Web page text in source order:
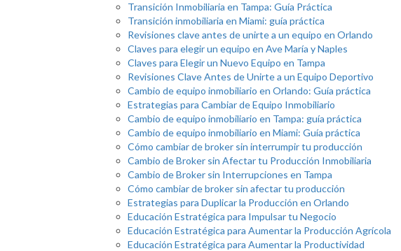
Transición Inmobiliaria en Tampa: Guía Práctica
Transición inmobiliaria en Miami: guía práctica
Revisiones clave antes de unirte a un equipo en Orlando
Claves para elegir un equipo en Ave María y Naples
Claves para Elegir un Nuevo Equipo en Tampa
Revisiones Clave Antes de Unirte a un Equipo Deportivo
Cambio de equipo inmobiliario en Orlando: Guía práctica
Estrategias para Cambiar de Equipo Inmobiliario
Cambio de equipo inmobiliario en Tampa: guía práctica
Cambio de equipo inmobiliario en Miami: Guía práctica
Cómo cambiar de broker sin interrumpir tu producción
Cambio de Broker sin Afectar tu Producción Inmobiliaria
Cambio de Broker sin Interrupciones en Tampa
Cómo cambiar de broker sin afectar tu producción
Estrategias para Duplicar la Producción en Orlando
Educación Estratégica para Impulsar tu Negocio
Educación Estratégica para Aumentar la Producción Agrícola
Educación Estratégica para Aumentar la Productividad